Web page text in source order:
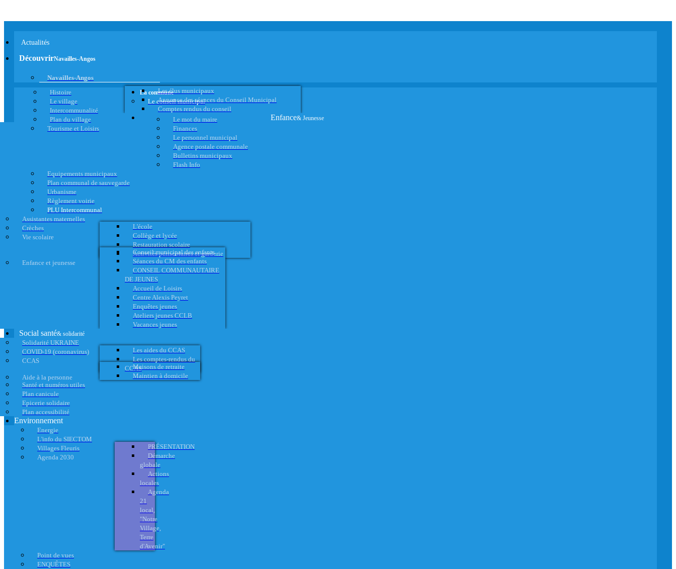
Actualités
DécouvrirNavailles-Angos
Navailles-Angos
Histoire
Le village
Intercommunalité
Plan du village
Tourisme et Loisirs
La commune
Le conseil municipal
Les élus municipaux
Annonce des séances du Conseil Municipal
Comptes rendus du conseil
Le mot du maire
Finances
Le personnel municipal
Agence postale communale
Bulletins municipaux
Flash Info
Equipements municipaux
Plan communal de sauvegarde
Urbanisme
Règlement voirie
PLU Intercommunal
Enfance& Jeunesse
Assistantes maternelles
Crèches
Vie scolaire
L'école
Collège et lycée
Restauration scolaire
Activités périscolaires et garderie
Enfance et jeunesse
Conseil municipal des enfants
Séances du CM des enfants
CONSEIL COMMUNAUTAIRE
DE JEUNES
Accueil de Loisirs
Centre Alexis Peyret
Enquêtes jeunes
Ateliers jeunes CCLB
Vacances jeunes
Social santé& solidarité
Solidarité UKRAINE
COVID-19 (coronavirus)
CCAS
Les aides du CCAS
Les comptes-rendus du
CCAS
Aide à la personne
Maisons de retraite
Maintien à domicile
Santé et numéros utiles
Plan canicule
Epicerie solidaire
Plan accessibilité
Environnement
Energie
L'info du SIECTOM
Villages Fleuris
Agenda 2030
PRÉSENTATION
Démarche
globale
Actions
locales
Agenda
21
local,
"Notre
Village,
Terre
d'Avenir"
Point de vues
ENQUÊTES